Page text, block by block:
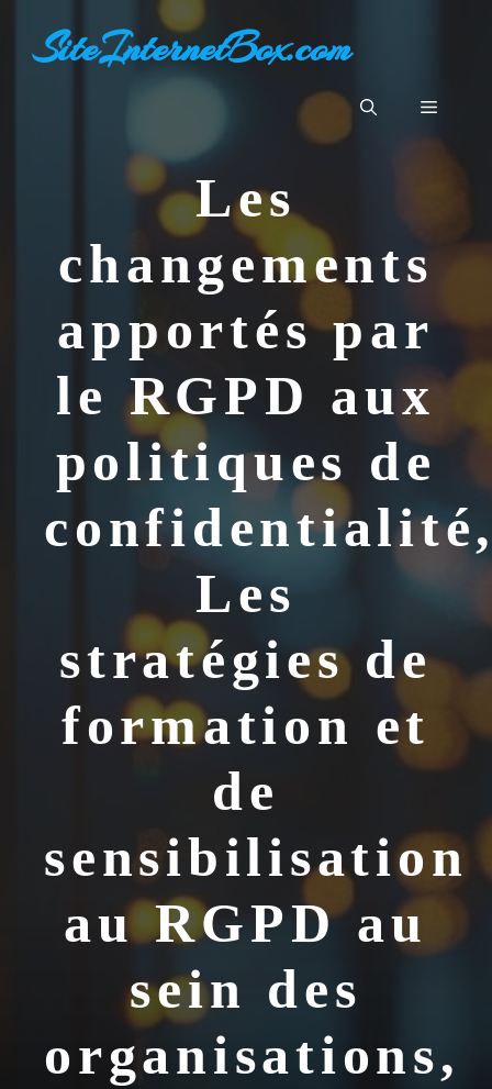
contenuSiteInternetBox.com
Menu
Les
changements
apportés par
le RGPD aux
politiques de
Les
stratégies de
formation et
de
sensibilisation
au RGPD au
sein des
organisations,